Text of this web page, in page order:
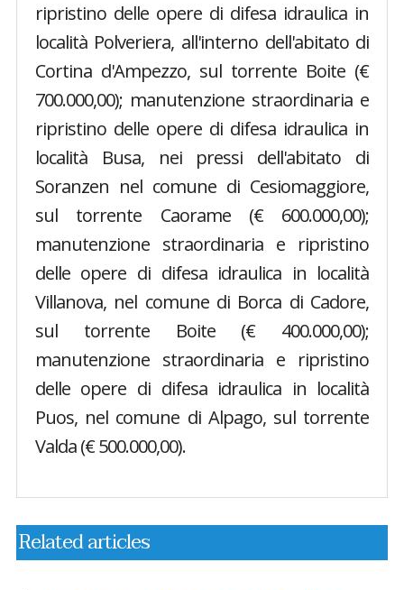
ripristino delle opere di difesa idraulica in
località Polveriera, all'interno dell'abitato di
Cortina d'Ampezzo, sul torrente Boite (€
700.000,00); manutenzione straordinaria e
ripristino delle opere di difesa idraulica in
località Busa, nei pressi dell'abitato di
Soranzen nel comune di Cesiomaggiore,
sul torrente Caorame (€ 600.000,00);
manutenzione straordinaria e ripristino
delle opere di difesa idraulica in località
Villanova, nel comune di Borca di Cadore,
sul torrente Boite (€ 400.000,00);
manutenzione straordinaria e ripristino
delle opere di difesa idraulica in località
Puos, nel comune di Alpago, sul torrente
Valda (€ 500.000,00).
Related articles